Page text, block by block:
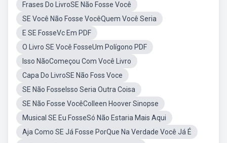
Frases Do LivroSE Não Fosse Você
SE Você Não Fosse VocêQuem Você Seria
E SE FosseVc Em PDF
O Livro SE Você FosseUm Polígono PDF
Isso NãoComeçou Com Você Livro
Capa Do LivroSE Não Foss Voce
SE Não FosseIsso Seria Outra Coisa
SE Não Fosse VocêColleen Hoover Sinopse
Musical SE Eu FosseSó Não Estaria Mais Aqui
Aja Como SE Já Fosse PorQue Na Verdade Você Já É